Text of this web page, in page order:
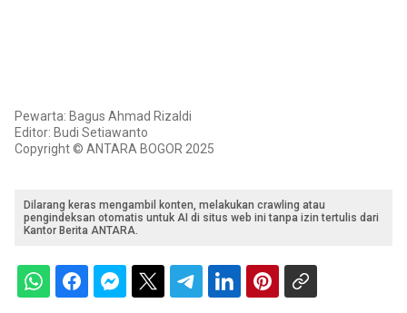
Pewarta: Bagus Ahmad Rizaldi
Editor: Budi Setiawanto
Copyright © ANTARA BOGOR 2025
Dilarang keras mengambil konten, melakukan crawling atau
pengindeksan otomatis untuk AI di situs web ini tanpa izin tertulis dari
Kantor Berita ANTARA.